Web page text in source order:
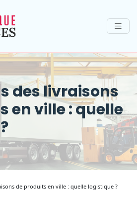
des livraisons
en ville : quelle
de produits en ville : quelle logistique ?